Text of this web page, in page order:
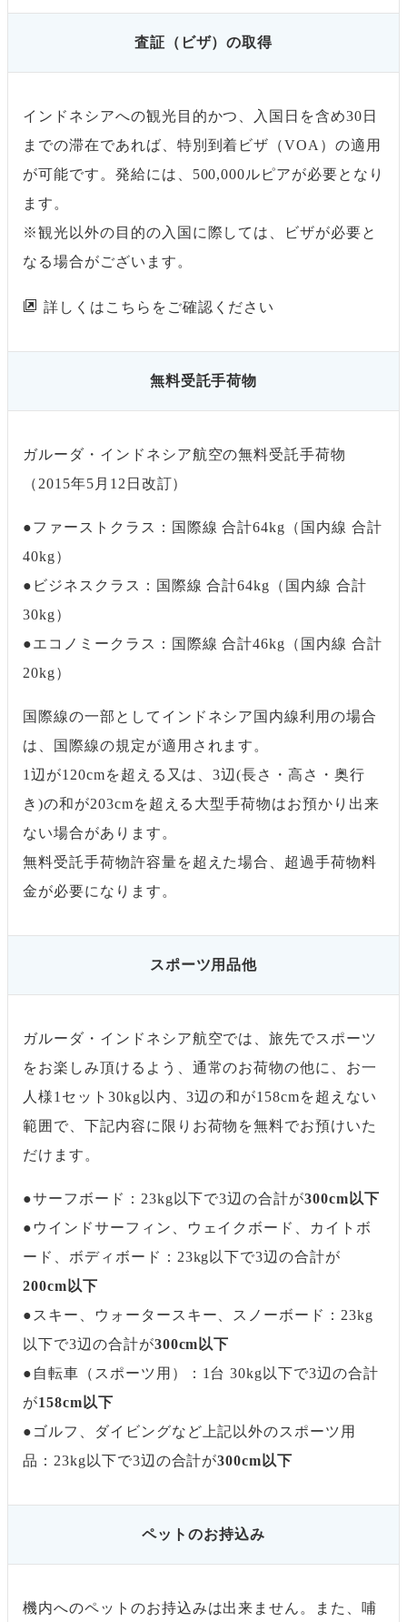
査証（ビザ）の取得
インドネシアへの観光目的かつ、入国日を含め30日
までの滞在であれば、特別到着ビザ（VOA）の適用
が可能です。発給には、500,000ルピアが必要となり
ます。
※観光以外の目的の入国に際しては、ビザが必要と
なる場合がございます。
詳しくはこちらをご確認ください
無料受託手荷物
ガルーダ・インドネシア航空の無料受託手荷物
（2015年5月12日改訂）
●ファーストクラス：国際線 合計64kg（国内線 合計
40kg）
●ビジネスクラス：国際線 合計64kg（国内線 合計
30kg）
●エコノミークラス：国際線 合計46kg（国内線 合計
20kg）
国際線の一部としてインドネシア国内線利用の場合
は、国際線の規定が適用されます。
1辺が120cmを超える又は、3辺(長さ・高さ・奥行
き)の和が203cmを超える大型手荷物はお預かり出来
ない場合があります。
無料受託手荷物許容量を超えた場合、超過手荷物料
金が必要になります。
スポーツ用品他
ガルーダ・インドネシア航空では、旅先でスポーツ
をお楽しみ頂けるよう、通常のお荷物の他に、お一
人様1セット30kg以内、3辺の和が158cmを超えない
範囲で、下記内容に限りお荷物を無料でお預けいた
だけます。
●サーフボード：23kg以下で3辺の合計が300cm以下
●ウインドサーフィン、ウェイクボード、カイトボ
ード、ボディボード：23kg以下で3辺の合計が
200cm以下
●スキー、ウォータースキー、スノーボード：23kg
以下で3辺の合計が300cm以下
●自転車（スポーツ用）：1台 30kg以下で3辺の合計
が158cm以下
●ゴルフ、ダイビングなど上記以外のスポーツ用
品：23kg以下で3辺の合計が300cm以下
ペットのお持込み
機内へのペットのお持込みは出来ません。また、哺